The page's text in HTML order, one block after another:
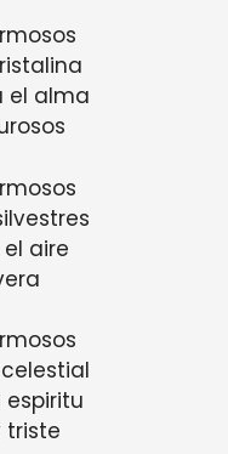
el alma
aire
espiritu
triste